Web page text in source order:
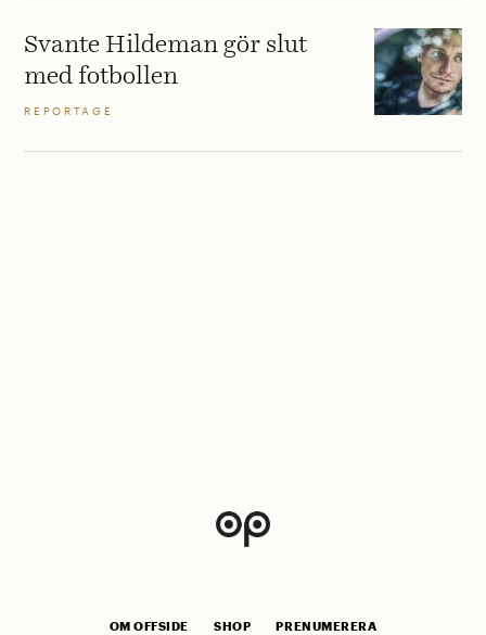
Svante Hildeman gör slut
med fotbollen
REPORTAGE
OM OFFSIDE SHOP PRENUMERERA